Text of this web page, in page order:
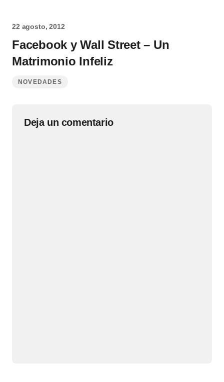
22 agosto, 2012
Facebook y Wall Street – Un
Matrimonio Infeliz
NOVEDADES
Deja un comentario